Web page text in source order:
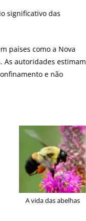
significativo das
países como a Nova
As autoridades estimam
e não
A vida das abelhas